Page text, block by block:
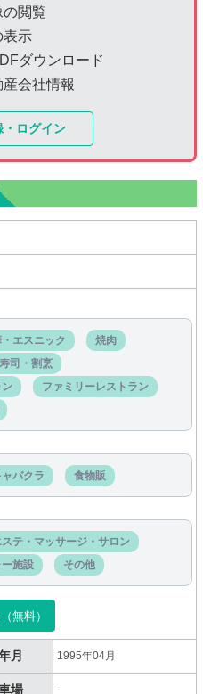
の閲覧
表示
ダウンロード
産会社情報
・ログイン
エスニック
焼肉
寿司・割烹
ン
ファミリーレストラン
バクラ 食物販
ステ・マッサージ・サロン
施設 その他
無料）
月 1995年04月
場 -